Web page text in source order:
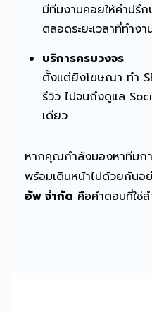
มีทีมงานคอยให้คำปรึ
ตลอดระยะเวลาที่ทำง
บริการครบวงจร
ตั้งแต่ยิงโฆษณา ทำ
รีวิว ไปจนถึงดูแล
เดียว
หากคุณกำลังมองหาทีมก
พร้อมเดินหน้าไปด้วยกันอ
อัพ จำกัด คือคำตอบที่ใช่